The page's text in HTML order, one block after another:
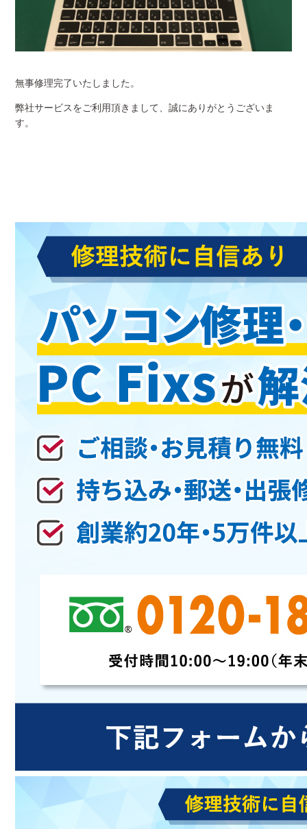
無事修理完了いたしました。
弊社サービスをご利用頂きまして、誠にありがとうございま
す。